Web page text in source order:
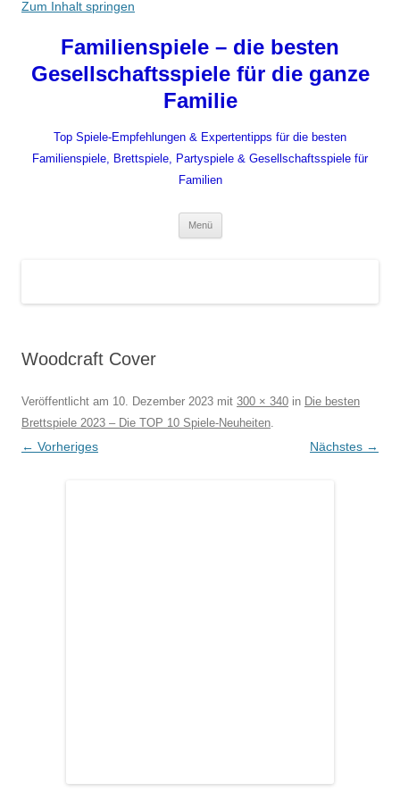
Zum Inhalt springen
Familienspiele – die besten
Gesellschaftsspiele für die ganze
Familie
Top Spiele-Empfehlungen & Expertentipps für die besten
Familienspiele, Brettspiele, Partyspiele & Gesellschaftsspiele für
Familien
Menü
Woodcraft Cover
Veröffentlicht am 10. Dezember 2023 mit 300 × 340 in Die besten
Brettspiele 2023 – Die TOP 10 Spiele-Neuheiten.
← Vorheriges Nächstes →